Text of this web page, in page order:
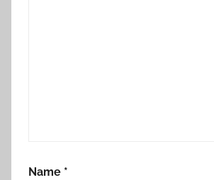
Name *